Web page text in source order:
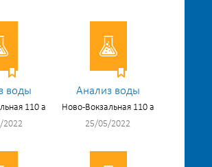
воды
110 а
2022
Анализ воды
Ново-Вокзальная 110 а
25/05/2022